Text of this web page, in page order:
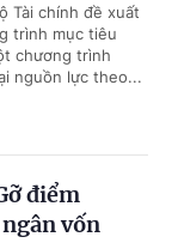
Tài chính đề xuất
trình mục tiêu
chương trình
nguồn lực theo...
điểm
vốn